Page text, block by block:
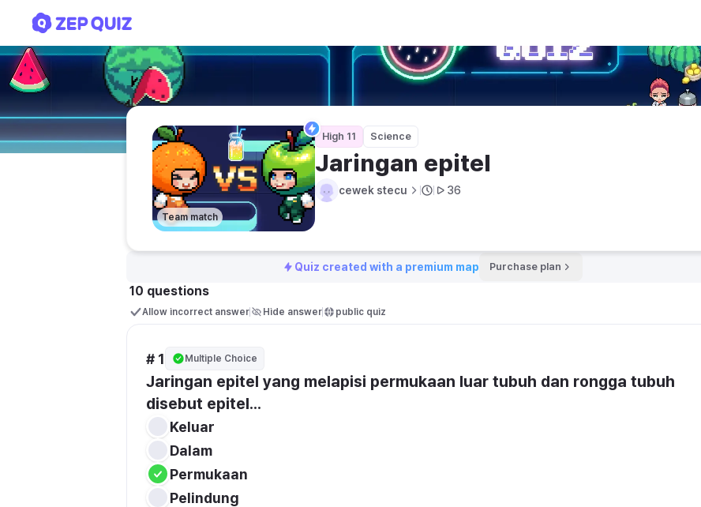
Team match
High 11 Science
Jaringan epitel
cewek stecu 36
Quiz created with a premium map Purchase plan
10 questions
Allow incorrect answer Hide answer public quiz
# 1 Multiple Choice
Jaringan epitel yang melapisi permukaan luar tubuh dan rongga tubuh
disebut epitel...
Keluar
Dalam
Permukaan
Pelindung